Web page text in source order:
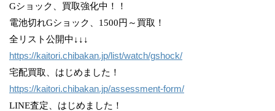
Gショック、買取強化中！！
電池切れGショック、1500円～買取！
全リスト公開中↓↓↓
https://kaitori.chibakan.jp/list/watch/gshock/
宅配買取、はじめました！
https://kaitori.chibakan.jp/assessment-form/
LINE査定、はじめました！